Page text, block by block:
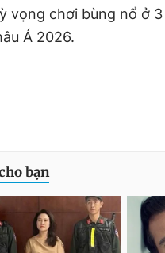
vọng chơi bùng nổ ở
Á 2026.